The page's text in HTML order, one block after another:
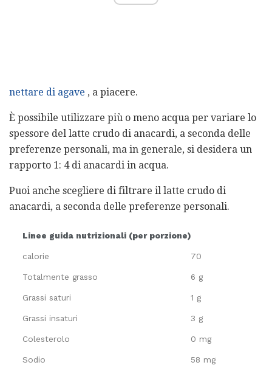
nettare di agave , a piacere.
È possibile utilizzare più o meno acqua per variare lo
spessore del latte crudo di anacardi, a seconda delle
preferenze personali, ma in generale, si desidera un
rapporto 1: 4 di anacardi in acqua.
Puoi anche scegliere di filtrare il latte crudo di
anacardi, a seconda delle preferenze personali.
Linee guida nutrizionali (per porzione)
calorie 70
Totalmente grasso 6 g
Grassi saturi 1 g
Grassi insaturi 3 g
Colesterolo 0 mg
Sodio 58 mg